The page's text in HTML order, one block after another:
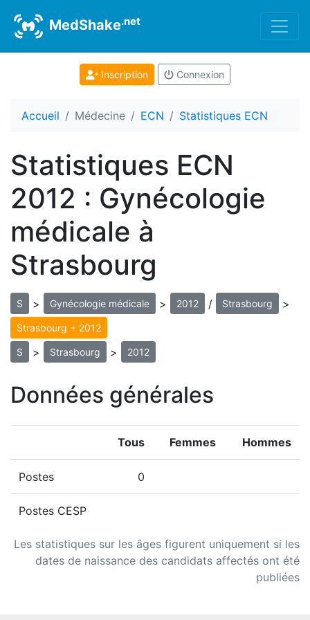
MedShake.net
Inscription Connexion
Accueil Médecine ECN Statistiques ECN
Statistiques ECN
2012 : Gynécologie
médicale à
Strasbourg
S > Gynécologie médicale > 2012 / Strasbourg >
Strasbourg + 2012
S > Strasbourg > 2012
Données générales
Les statistiques sur les âges figurent uniquement si les
dates de naissance des candidats affectés ont été
publiées
Tous Femmes Hommes
Postes 0
Postes CESP